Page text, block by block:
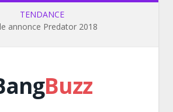
TENDANCE
annonce Predator 2018
Buzz